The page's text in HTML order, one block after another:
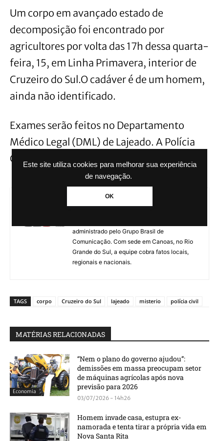
Este site utiliza cookies para melhorar sua experiência
de navegação.
OK
Um corpo em avançado estado de
decomposição foi encontrado por
agricultores por volta das 17h dessa quarta-
feira, 15, em Linha Primavera, interior de
Cruzeiro do Sul.O cadáver é de um homem,
ainda não identificado.
Exames serão feitos no Departamento
Médico Legal (DML) de Lajeado. A Polícia
Civil passa a investigar o caso.
Agência GBC
administrado pelo Grupo Brasil de
Comunicação. Com sede em Canoas, no Rio
Grande do Sul, a equipe cobra fatos locais,
regionais e nacionais.
TAGS corpo Cruzeiro do Sul lajeado misterio polícia civil
MATÉRIAS RELACIONADAS
Economia
“Nem o plano do governo ajudou”:
demissões em massa preocupam setor
de máquinas agrícolas após nova
previsão para 2026
03/07/2026 - 14h26
Homem invade casa, estupra ex-
namorada e tenta tirar a própria vida em
Nova Santa Rita